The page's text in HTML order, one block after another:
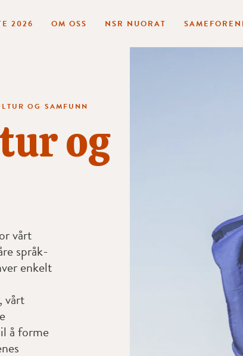
2026 OM OSS NSR NUORAT
OG SAMFUNN
og
vårt
språk-
enkelt
vårt
å forme